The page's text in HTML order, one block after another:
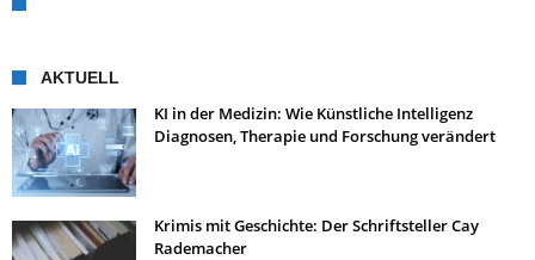
AKTUELL
KI in der Medizin: Wie Künstliche Intelligenz
Diagnosen, Therapie und Forschung verändert
Krimis mit Geschichte: Der Schriftsteller Cay
Rademacher